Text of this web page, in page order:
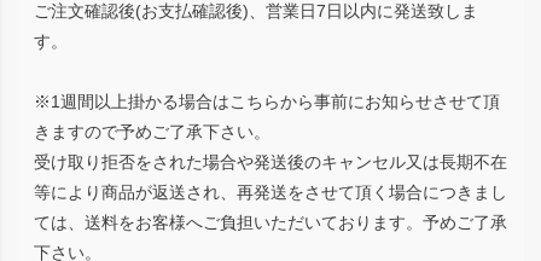
ご注文確認後(お支払確認後)、営業日7日以内に発送致しま
す。
※1週間以上掛かる場合はこちらから事前にお知らせさせて頂
きますので予めご了承下さい。
受け取り拒否をされた場合や発送後のキャンセル又は長期不在
等により商品が返送され、再発送をさせて頂く場合につきまし
ては、送料をお客様へご負担いただいております。予めご了承
下さい。